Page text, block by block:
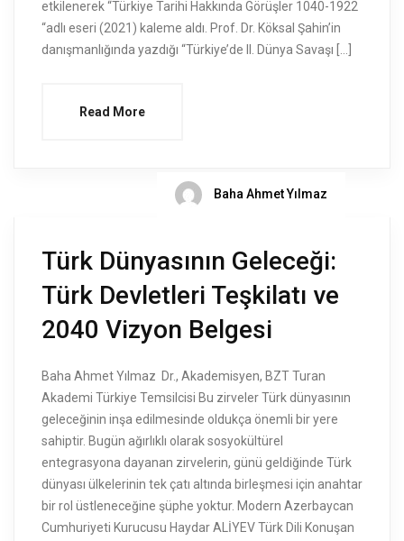
etkilenerek “Türkiye Tarihi Hakkında Görüşler 1040-1922
“adlı eseri (2021) kaleme aldı. Prof. Dr. Köksal Şahin’in
danışmanlığında yazdığı “Türkiye’de II. Dünya Savaşı […]
Read More
Baha Ahmet Yılmaz
Türk Dünyasının Geleceği:
Türk Devletleri Teşkilatı ve
2040 Vizyon Belgesi
Baha Ahmet Yılmaz Dr., Akademisyen, BZT Turan
Akademi Türkiye Temsilcisi Bu zirveler Türk dünyasının
geleceğinin inşa edilmesinde oldukça önemli bir yere
sahiptir. Bugün ağırlıklı olarak sosyokültürel
entegrasyona dayanan zirvelerin, günü geldiğinde Türk
dünyası ülkelerinin tek çatı altında birleşmesi için anahtar
bir rol üstleneceğine şüphe yoktur. Modern Azerbaycan
Cumhuriyeti Kurucusu Haydar ALİYEV Türk Dili Konuşan